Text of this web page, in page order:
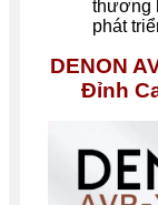
thương
phát
DENON
Đỉnh